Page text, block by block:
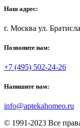
Наш адрес:
г. Москва ул.
Позвоните нам:
+7 (495) 502-24-26
Напишите нам:
info@aptekahomeo.ru
© 1991-2023 Все